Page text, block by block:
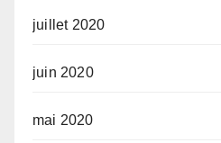
juillet 2020
juin 2020
mai 2020